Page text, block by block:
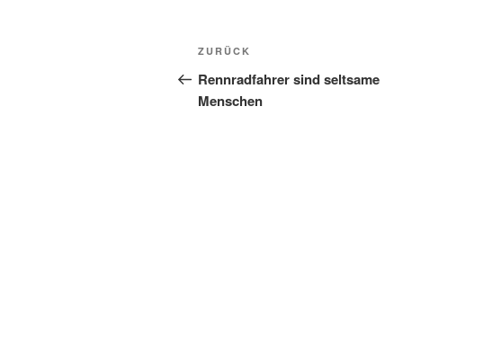
Beitragsnavigation
Vorheriger
Beitrag
ZURÜCK
Rennradfahrer sind seltsame
Menschen